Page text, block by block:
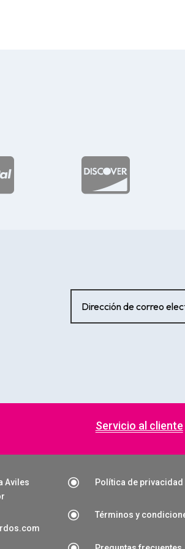

Servicio al cliente
Aviles
\ Política de privacidad
\ Términos y